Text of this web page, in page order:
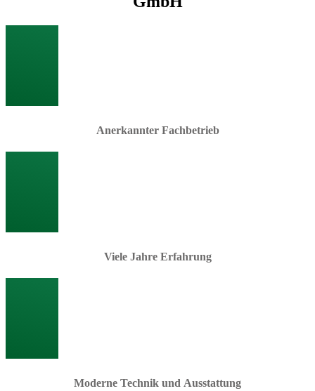
Anerkannter Fachbetrieb
Viele Jahre Erfahrung
Moderne Technik und Ausstattung